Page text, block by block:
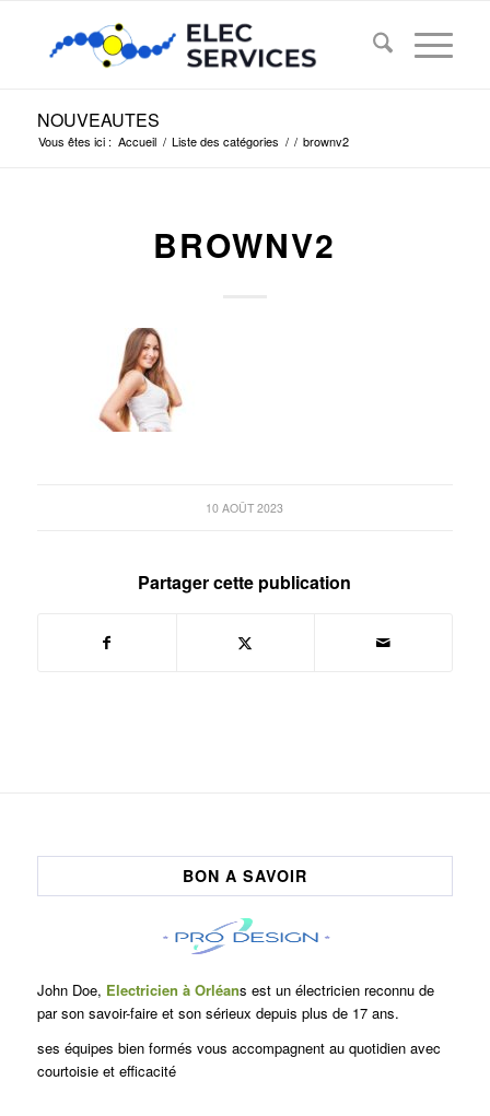
NOUVEAUTES
Vous êtes ici : Accueil / Liste des catégories / / brownv2
BROWNV2
10 AOÛT 2023
Partager cette publication
BON A SAVOIR
John Doe, Electricien à Orléans est un électricien reconnu de
par son savoir-faire et son sérieux depuis plus de 17 ans.
ses équipes bien formés vous accompagnent au quotidien avec
courtoisie et efficacité